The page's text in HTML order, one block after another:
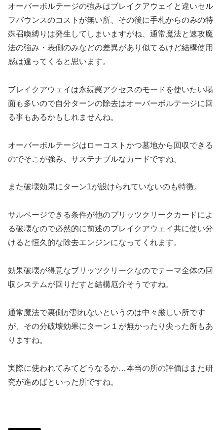
オーバーボルテージの強みはブレイクアウェイと違いセル
フバウンスのコストが無い所、その後に手札からのみの特
殊召喚縛りは発生してしまいますがね、通常魔法と速攻魔
法の強み・表側のみなどの差異があり似てるけど結構使用
感は違ってくると思います。
ブレイクアウェイは永続罠アクセスのモードを使いたい場
面も多いので自分ターンの除去はオーバーボルテージに回
る事もあるかもしれませんね。
オーバーボルテージはローコストかつ墓地から回収できる
のでそこが強み、サステナブルなカードですね。
また破壊効果にターン1が設けられていないのも特徴。
サルベージできる条件が他のブリッツクリークカードによ
る破壊なので必然的に前述のブレイクアウェイ共に使い分
けると恒久的な除去エンジンになってくれます。
効果破壊が得意なブリッツクリークなのでテーマ全体の回
収システムが回りだすと結構厄介そうですね。
通常魔法で裏側が割れないというのは中々厳しい所です
が、その分破壊効果にターン１が無かったり尖った所もあ
りますね。
実際に使われてみてどうなるか…本当の所の評価はまた研
究が進めばといった所ですね。